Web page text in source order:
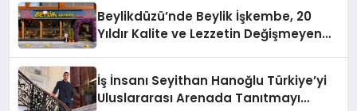
Hayata Geçirecek
Beylikdüzü’nde Beylik İşkembe, 20
Yıldır Kalite ve Lezzetin Değişmeyen
İş İnsanı Seyithan Hanoğlu Türkiye’yi
Uluslararası Arenada Tanıtmayı